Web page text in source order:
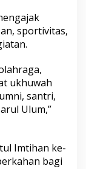
sportivitas,
ukhuwah
santri,
Ulum,”
Imtihan ke-
bagi